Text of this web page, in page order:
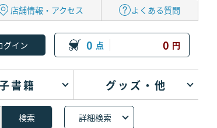
店舗情報・アクセス よくある質問
0 点 0 円
書籍 グッズ・他
詳細検索